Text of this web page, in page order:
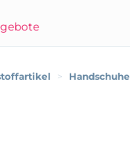
> Handschuhe